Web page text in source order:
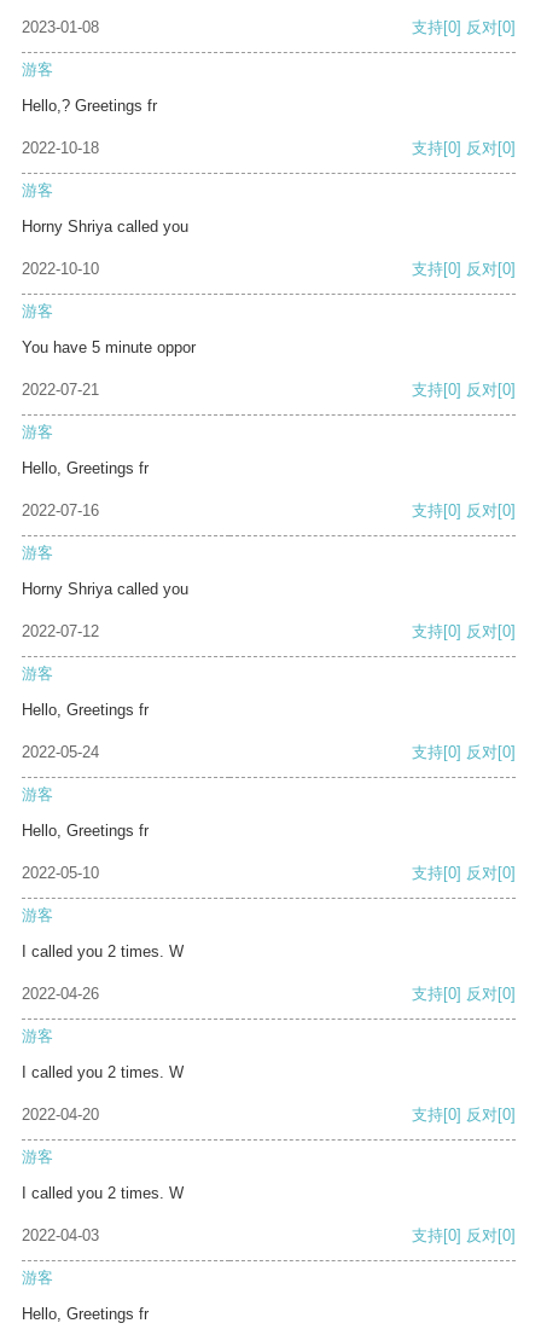
2023-01-08 支持[0] 反对[0]
游客
Hello,? Greetings fr
2022-10-18 支持[0] 反对[0]
游客
Horny Shriya called you
2022-10-10 支持[0] 反对[0]
游客
You have 5 minute oppor
2022-07-21 支持[0] 反对[0]
游客
Hello, Greetings fr
2022-07-16 支持[0] 反对[0]
游客
Horny Shriya called you
2022-07-12 支持[0] 反对[0]
游客
Hello, Greetings fr
2022-05-24 支持[0] 反对[0]
游客
Hello, Greetings fr
2022-05-10 支持[0] 反对[0]
游客
I called you 2 times. W
2022-04-26 支持[0] 反对[0]
游客
I called you 2 times. W
2022-04-20 支持[0] 反对[0]
游客
I called you 2 times. W
2022-04-03 支持[0] 反对[0]
游客
Hello, Greetings fr